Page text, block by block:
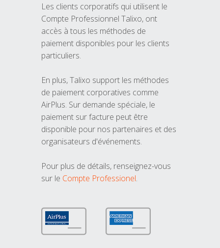
Les clients corporatifs qui utilisent le
Compte Professionnel Talixo, ont
accès à tous les méthodes de
paiement disponibles pour les clients
particuliers.
En plus, Talixo support les méthodes
de paiement corporatives comme
AirPlus. Sur demande spéciale, le
paiement sur facture peut être
disponible pour nos partenaires et des
organisateurs d'événements.
Pour plus de détails, renseignez-vous
sur le Compte Professionel.